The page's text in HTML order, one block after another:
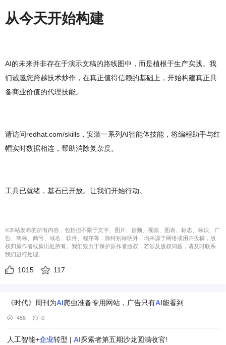
从今天开始构建
AI的未来并非存在于演示文稿的路线图中，而是植根于生产实践。我
们诚邀您跨越技术炒作，在真正值得信赖的基础上，开始构建真正具
备商业价值的代理技能。
请访问redhat.com/skills，安装一系列AI智能体技能，将编程助手与红
帽实时数据相连，帮助消除复杂度。
工具已就绪，基石已开放。让我们开始行动。
©本站发布的所有内容，包括但不限于文字、图片、音频、视频、图表、标志、标识、广
告、商标、商号、域名、软件、程序等，除特别标明外，均来源于网络或用户投稿，版
权归原作者或原出处所有。我们致力于保护原作者版权，若涉及版权问题，请及时联系
我们进行处理。
1015 117
《时代》周刊为AI爬虫准备专用网站，广告只有AI能看到
458 0
人工智能+企业转型 | AI探索者第五期沙龙圆满收官!